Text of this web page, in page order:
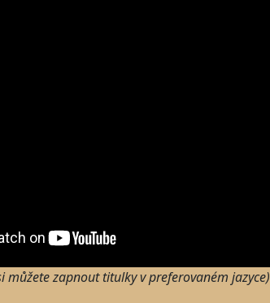
můžete zapnout titulky v preferovaném jazyce)